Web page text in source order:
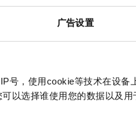
广告设置
号，使用cookie等技术在设备
以选择谁使用您的数据以及用